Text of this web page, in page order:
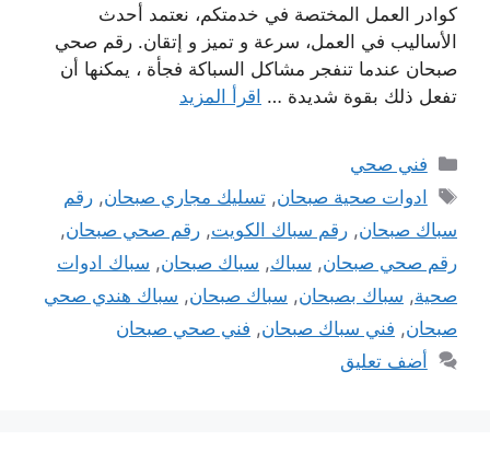
كوادر العمل المختصة في خدمتكم، نعتمد أحدث
الأساليب في العمل، سرعة و تميز و إتقان. رقم صحي
صبحان عندما تنفجر مشاكل السباكة فجأة ، يمكنها أن
تفعل ذلك بقوة شديدة … اقرأ المزيد
التصنيفات
فني صحي
الوسوم
ادوات صحية صبحان,تسليك مجاري صبحان,رقم
سباك صبحان, رقم سباك الكويت, رقم صحي صبحان,
رقم صحي صبحان, سباك, سباك صبحان, سباك ادوات
صحية, سباك بصبحان, سباك صبحان, سباك هندي صحي
صبحان, فني سباك صبحان, فني صحي صبحان
أضف تعليق